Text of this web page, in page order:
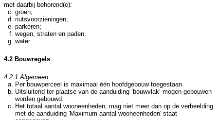
met daarbij behorend(e):
groen;
nutsvoorzieningen;
parkeren;
wegen, straten en paden;
water.
4.2 Bouwregels
4.2.1 Algemeen
Per bouwperceel is maximaal één hoofdgebouw toegestaan.
Uitsluitend ter plaatse van de aanduiding ‘bouwvlak’ mogen gebouwen
worden gebouwd.
Het totaal aantal wooneenheden, mag niet meer dan op de verbeelding
met de aanduiding 'Maximum aantal wooneenheden' staat